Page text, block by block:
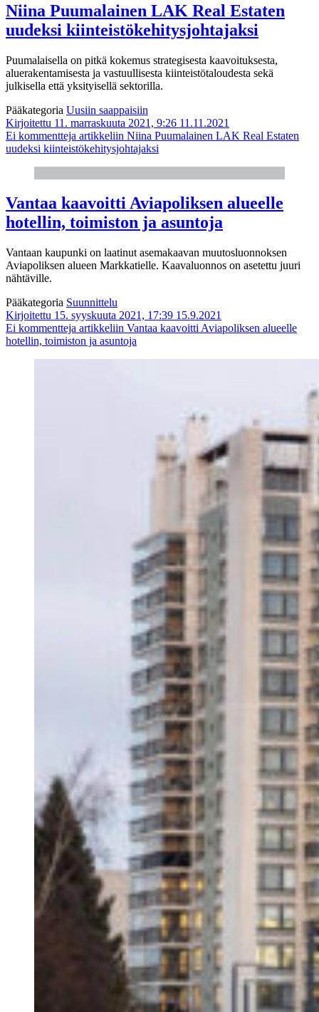
Niina Puumalainen LAK Real Estaten
uudeksi kiinteistökehitysjohtajaksi
Puumalaisella on pitkä kokemus strategisesta kaavoituksesta,
aluerakentamisesta ja vastuullisesta kiinteistötaloudesta sekä
julkisella että yksityisellä sektorilla.
Pääkategoria Uusiin saappaisiin
Kirjoitettu 11. marraskuuta 2021, 9:26 11.11.2021
Ei kommentteja artikkeliin Niina Puumalainen LAK Real Estaten
uudeksi kiinteistökehitysjohtajaksi
Vantaa kaavoitti Aviapoliksen alueelle
hotellin, toimiston ja asuntoja
Vantaan kaupunki on laatinut asemakaavan muutosluonnoksen
Aviapoliksen alueen Markkatielle. Kaavaluonnos on asetettu juuri
nähtäville.
Pääkategoria Suunnittelu
Kirjoitettu 15. syyskuuta 2021, 17:39 15.9.2021
Ei kommentteja artikkeliin Vantaa kaavoitti Aviapoliksen alueelle
hotellin, toimiston ja asuntoja